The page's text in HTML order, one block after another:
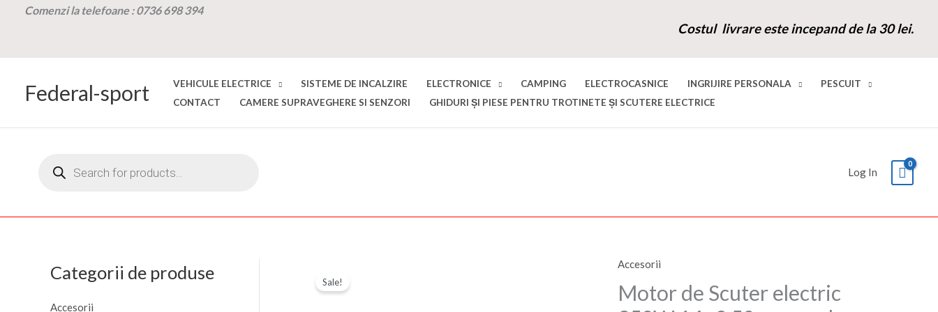
Comenzi la telefoane :0736 698 394
Costul livrare este incepand de la 30 lei.
Federal-sport VEHICULE ELECTRICE SISTEME DE INCALZIRE ELECTRONICE CAMPING ELECTROCASNICE INGRIJIRE PERSONALA
PESCUIT
CONTACT
CAMERE SUPRAVEGHERE SI SENZORI GHIDURI ȘI PIESE PENTRU TROTINETE ȘI SCUTERE ELECTRICE
Log In
Categorii de produse
Accesorii
Sale!
Accesorii
Motor de Scuter electric
inițial
curent
Cantitate
Motor
de